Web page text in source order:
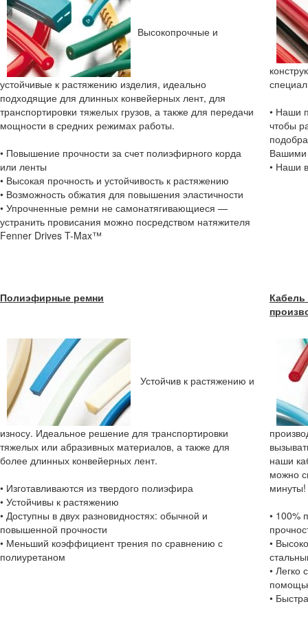
Высокопрочные и
устойчивые к растяжению изделия, идеально
подходящие для длинных конвейерных лент, для
транспортировки тяжелых грузов, а также для передачи
мощности в средних режимах работы.
• Повышение прочности за счет полиэфирного корда
или ленты
• Высокая прочность и устойчивость к растяжению
• Возможность обжатия для повышения эластичности
• Упрочненные ремни не самонатягивающиеся —
устранить провисания можно посредством натяжителя
Fenner Drives T-Max™
• Наши
чтобы
Вашими
• Наши
Полиэфирные ремни
Устойчив к растяжению и
износу. Идеальное решение для транспортировки
тяжелых или абразивных материалов, а также для
более длинных конвейерных лент.
• Изготавливаются из твердого полиэфира
• Устойчивы к растяжению
• Доступны в двух разновидностях: обычной и
повышенной прочности
• Меньший коэффициент трения по сравнению с
полиуретаном
наши
можно
минуты!
• 100%
•
• Легко
•